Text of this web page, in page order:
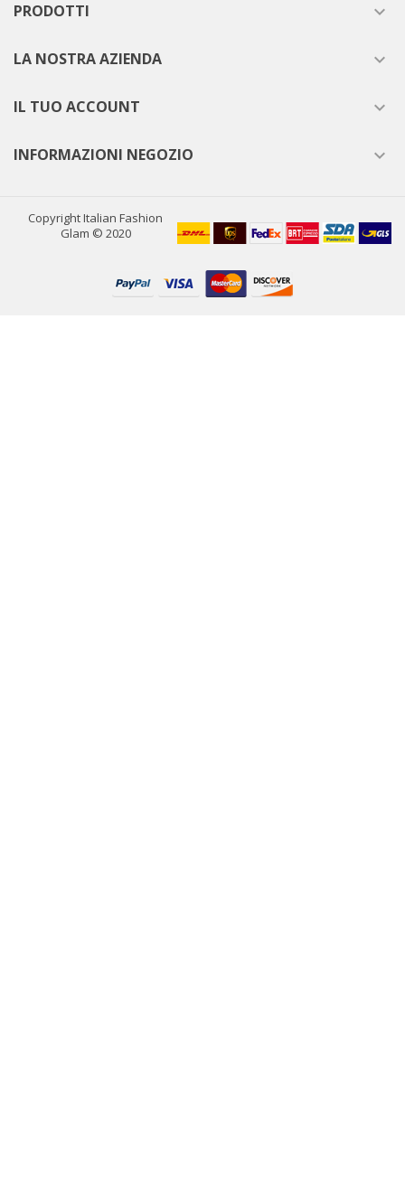
PRODOTTI 
LA NOSTRA AZIENDA 
IL TUO ACCOUNT 
INFORMAZIONI NEGOZIO 
Copyright Italian Fashion
Glam © 2020